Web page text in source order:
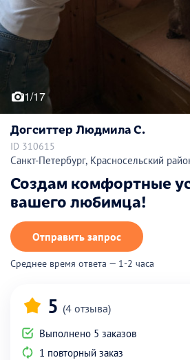
1/17
Догситтер Людмила С.
ID 310615
Санкт-Петербург, Красносельский
Создам комфортные
вашего любимца!
Отправить запрос
Среднее время ответа — 1-2 часа
5 (4 отзыва)
Выполнено 5 заказов
1 повторный заказ